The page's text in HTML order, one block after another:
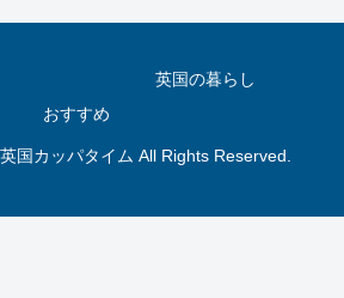
英国の暮らし
おすすめ
国カッパタイム All Rights Reserved.